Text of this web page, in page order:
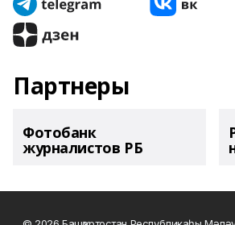
Партнеры
Фотобанк
журналистов РБ